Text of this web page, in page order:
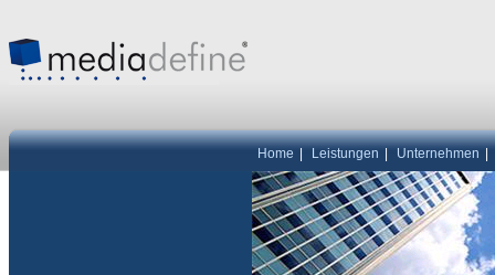
Home Leistungen Unternehmen